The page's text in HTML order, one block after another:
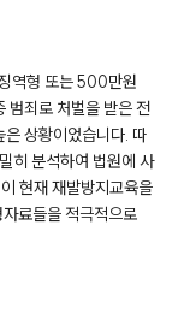
역형 또는 500만원
범죄로 처벌을 받은 전
상황이었습니다. 따
히 분석하여 법원에 사
현재 재발방지교육을
료들을 적극적으로